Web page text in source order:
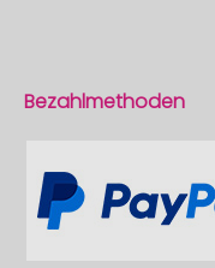
Bezahlmethoden